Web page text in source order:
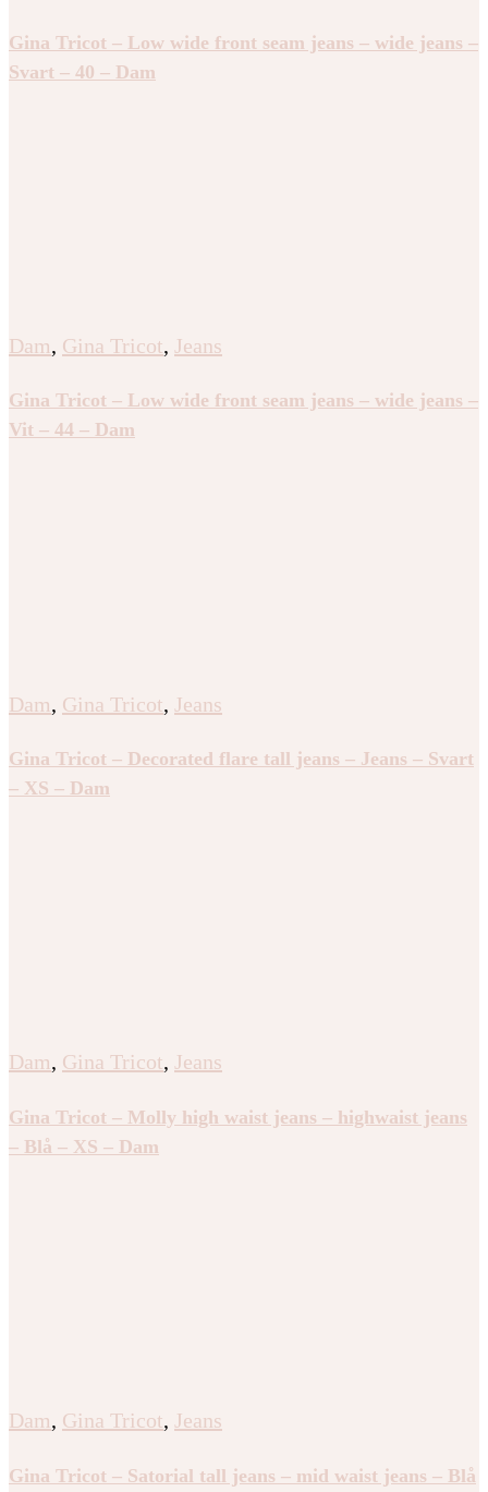
Gina Tricot – Low wide front seam jeans – wide jeans –
Svart – 40 – Dam
Dam, Gina Tricot, Jeans
Gina Tricot – Low wide front seam jeans – wide jeans –
Vit – 44 – Dam
Dam, Gina Tricot, Jeans
Gina Tricot – Decorated flare tall jeans – Jeans – Svart
– XS – Dam
Dam, Gina Tricot, Jeans
Gina Tricot – Molly high waist jeans – highwaist jeans
– Blå – XS – Dam
Dam, Gina Tricot, Jeans
Gina Tricot – Satorial tall jeans – mid waist jeans – Blå